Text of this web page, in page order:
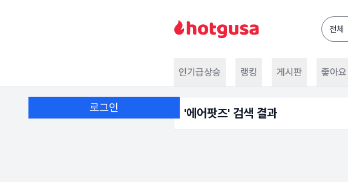
인기급상승 랭킹 게시판 좋아요
로그인 '에어팟즈' 검색 결과